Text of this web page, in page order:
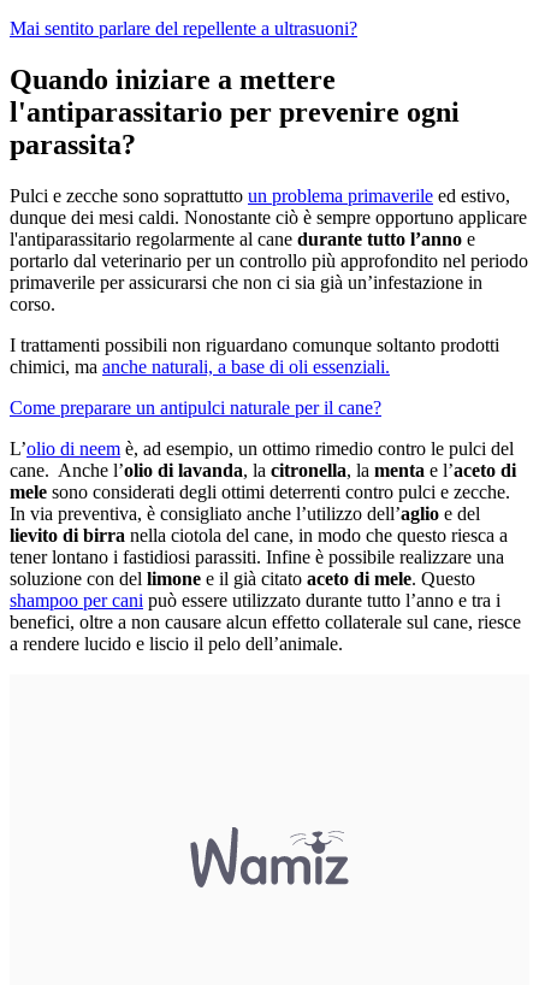
Mai sentito parlare del repellente a ultrasuoni?
Quando iniziare a mettere
l'antiparassitario per prevenire ogni
parassita?
Pulci e zecche sono soprattutto un problema primaverile ed estivo,
dunque dei mesi caldi. Nonostante ciò è sempre opportuno applicare
l'antiparassitario regolarmente al cane durante tutto l’anno e
portarlo dal veterinario per un controllo più approfondito nel periodo
primaverile per assicurarsi che non ci sia già un’infestazione in
corso.
I trattamenti possibili non riguardano comunque soltanto prodotti
chimici, ma anche naturali, a base di oli essenziali.
Come preparare un antipulci naturale per il cane?
L’olio di neem è, ad esempio, un ottimo rimedio contro le pulci del
cane. Anche l’olio di lavanda, la citronella, la menta e l’aceto di
mele sono considerati degli ottimi deterrenti contro pulci e zecche.
In via preventiva, è consigliato anche l’utilizzo dell’aglio e del
lievito di birra nella ciotola del cane, in modo che questo riesca a
tener lontano i fastidiosi parassiti. Infine è possibile realizzare una
soluzione con del limone e il già citato aceto di mele. Questo
shampoo per cani può essere utilizzato durante tutto l’anno e tra i
benefici, oltre a non causare alcun effetto collaterale sul cane, riesce
a rendere lucido e liscio il pelo dell’animale.